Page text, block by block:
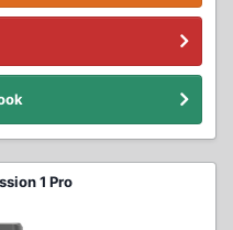
1 Pro